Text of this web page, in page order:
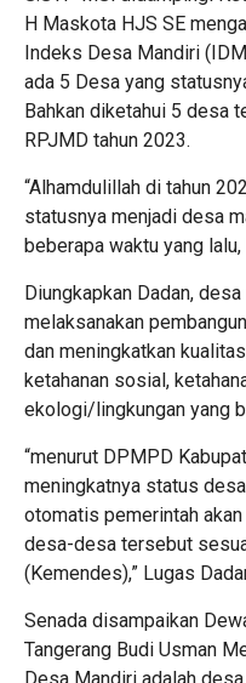
H Maskota HJS SE
Indeks Desa Mandiri
ada 5 Desa yang
Bahkan diketahui 5 desa
RPJMD tahun 2023.
“Alhamdulillah di tahun
statusnya menjadi desa
beberapa waktu yang
Diungkapkan Dadan,
melaksanakan
dan meningkatkan
ketahanan sosial,
ekologi/lingkungan yang
“menurut DPMPD
meningkatnya status
otomatis pemerintah
desa-desa tersebut
(Kemendes),” Lugas
Senada disampaikan
Tangerang Budi Usman